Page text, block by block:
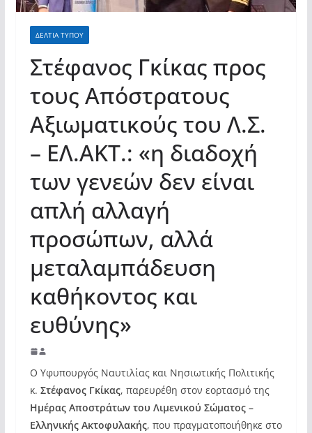
ΔΕΛΤΙΑ ΤΥΠΟΥ
Στέφανος Γκίκας προς
τους Απόστρατους
Αξιωματικούς του Λ.Σ.
– ΕΛ.ΑΚΤ.: «η διαδοχή
των γενεών δεν είναι
απλή αλλαγή
προσώπων, αλλά
μεταλαμπάδευση
καθήκοντος και
ευθύνης»
Ο Υφυπουργός Ναυτιλίας και Νησιωτικής Πολιτικής
κ. Στέφανος Γκίκας, παρευρέθη στον εορτασμό της
Ημέρας Αποστράτων του Λιμενικού Σώματος –
Ελληνικής Ακτοφυλακής, που πραγματοποιήθηκε στο